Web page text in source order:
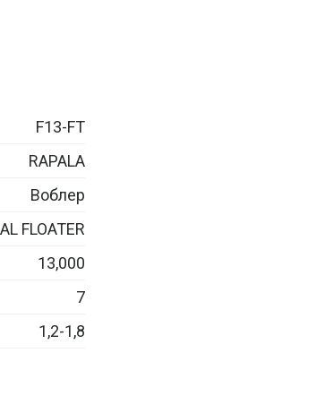
F13-FT
RAPALA
Воблер
FLOATER
13,000
7
1,2-1,8